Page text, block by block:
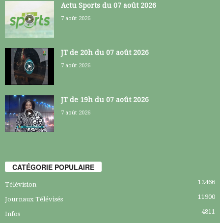
Actu Sports du 07 août 2026
7 août 2026
JT de 20h du 07 août 2026
7 août 2026
JT de 19h du 07 août 2026
7 août 2026
CATÉGORIE POPULAIRE
Télévision 12466
Journaux Télévisés 11900
Infos
4811